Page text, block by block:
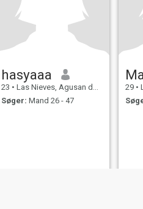
hasyaaa
23 • Las Nieves, Agusan del Norte, Filippinerne
Søger: Mand 26 - 47
29 •